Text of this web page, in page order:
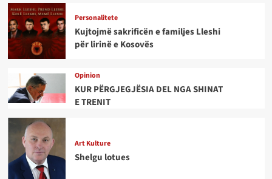
Personalitete
Kujtojmë sakrificën e familjes Lleshi
për lirinë e Kosovës
Opinion
KUR PËRGJEGJËSIA DEL NGA SHINAT
E TRENIT
Art Kulture
Shelgu lotues